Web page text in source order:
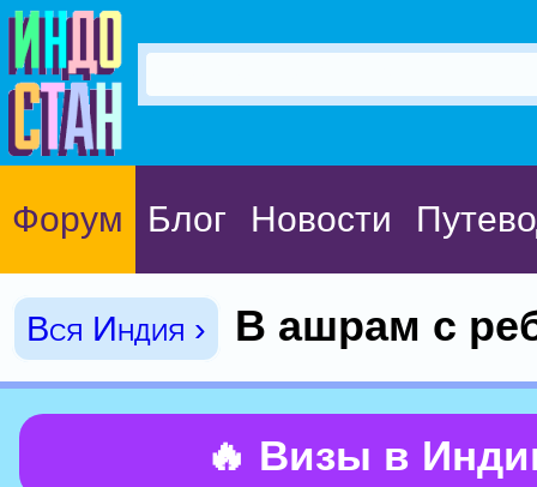
Форум Блог Новости
Вся Индия › В ашрам с
🔥 Визы в